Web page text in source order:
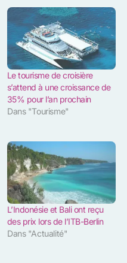
Le tourisme de croisière
s’attend à une croissance de
35% pour l’an prochain
Dans "Tourisme"
L’Indonésie et Bali ont reçu
des prix lors de l’ITB-Berlin
Dans "Actualité"